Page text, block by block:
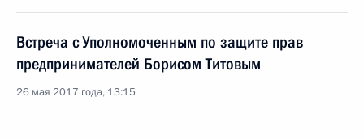
Встреча с Уполномоченным по защите прав
предпринимателей Борисом Титовым
26 мая 2017 года, 13:15